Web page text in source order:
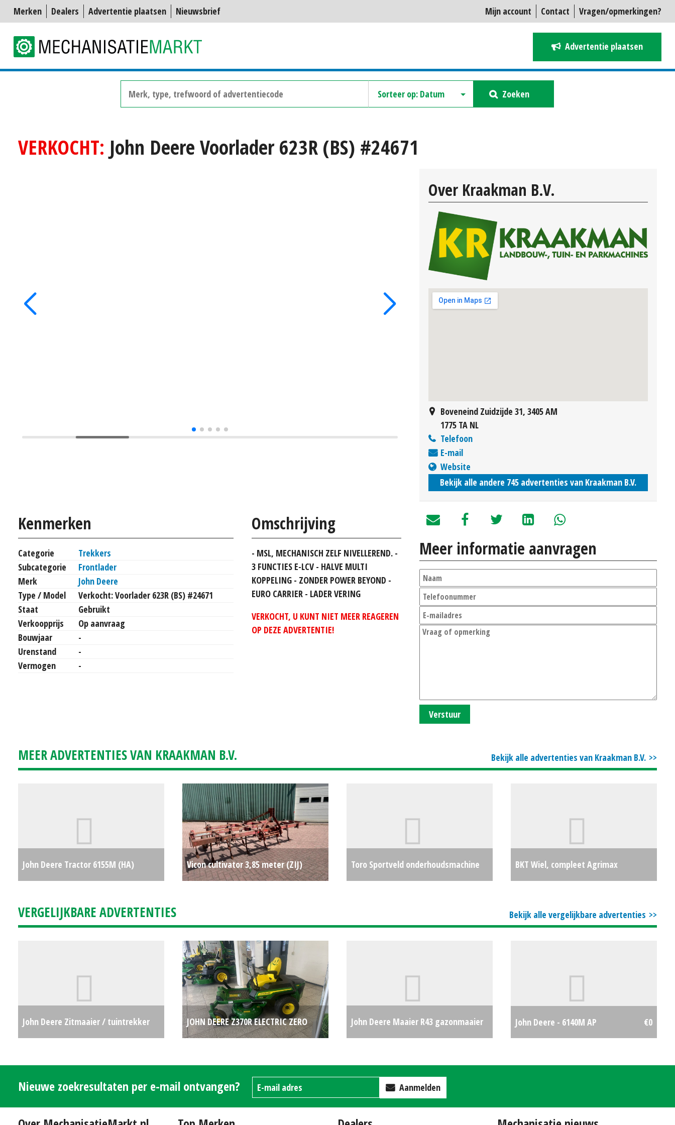
Mijn account Contact Vragen/opmerkingen?
Merken Dealers Advertentie plaatsen Nieuwsbrief
Advertentie plaatsen
Zoeken
VERKOCHT: John Deere Voorlader 623R (BS) #24671
Kenmerken
Categorie
Trekkers
Subcategorie
Frontlader
Merk
John Deere
Type / Model
Verkocht: Voorlader 623R (BS) #24671
Staat
Gebruikt
Verkoopprijs
Op aanvraag
Bouwjaar
-
Urenstand
-
Vermogen
-
Omschrijving
- MSL, MECHANISCH ZELF NIVELLEREND. -
3 FUNCTIES E-LCV - HALVE MULTI
KOPPELING - ZONDER POWER BEYOND -
EURO CARRIER - LADER VERING
VERKOCHT, U KUNT NIET MEER REAGEREN
OP DEZE ADVERTENTIE!
Over Kraakman B.V.
Boveneind Zuidzijde 31, 3405 AM
1775 TA NL
Telefoon
E-mail
Website
Bekijk alle andere 745 advertenties van Kraakman B.V.
Meer informatie aanvragen
Verstuur
Bekijk alle advertenties van Kraakman B.V.
MEER ADVERTENTIES VAN KRAAKMAN B.V.
John Deere Tractor 6155M (HA)
Vicon cultivator 3,85 meter (ZIJ)
Toro Sportveld onderhoudsmachine
BKT Wiel, compleet Agrimax
€1800
Bekijk alle vergelijkbare advertenties
VERGELIJKBARE ADVERTENTIES
John Deere Zitmaaier / tuintrekker
JOHN DEERE Z370R ELECTRIC ZERO
John Deere Maaier R43 gazonmaaier
John Deere - 6140M AP €0
Nieuwe zoekresultaten per e-mail ontvangen? Aanmelden